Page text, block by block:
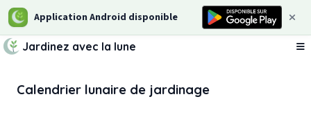
Application Android disponible
Jardinez avec la lune
Calendrier lunaire de jardinage